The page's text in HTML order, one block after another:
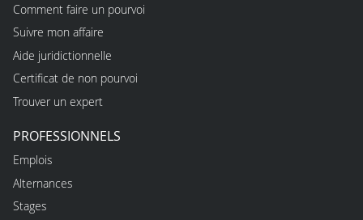
Comment faire un pourvoi
Suivre mon affaire
Aide juridictionnelle
Certificat de non pourvoi
Trouver un expert
PROFESSIONNELS
Emplois
Alternances
Stages